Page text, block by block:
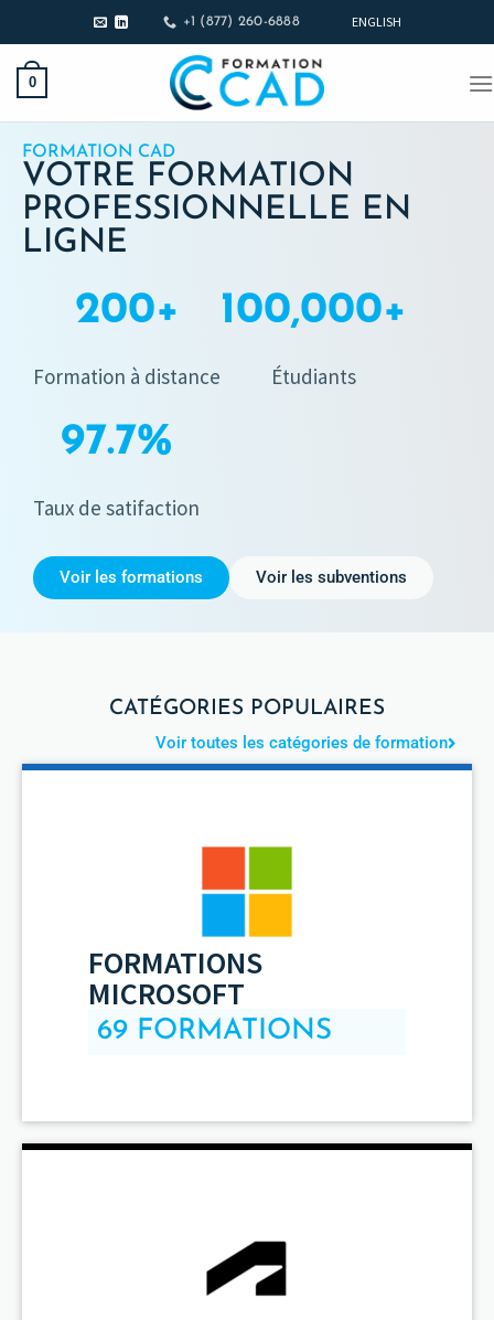
+1 (877) 260-6888 ENGLISH
0
FORMATION CAD
VOTRE FORMATION
PROFESSIONNELLE EN
LIGNE
Formation à distance
200+
Étudiants
100,000+
Taux de satifaction
97.7%
Voir les formations Voir les subventions
CATÉGORIES POPULAIRES
Voir toutes les catégories de formation
FORMATIONS
MICROSOFT
69 FORMATIONS